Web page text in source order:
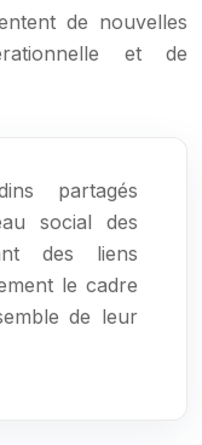
de nouvelles
et de
partagés
social des
des liens
le cadre
de leur